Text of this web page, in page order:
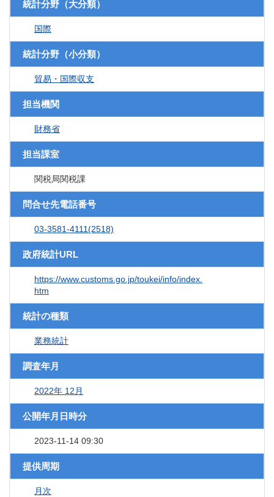
統計分野（大分類）
国際
統計分野（小分類）
貿易・国際収支
担当機関
財務省
担当課室
関税局関税課
問合せ先電話番号
03-3581-4111(2518)
政府統計URL
https://www.customs.go.jp/toukei/info/index.
htm
統計の種類
業務統計
調査年月
2022年 12月
公開年月日時分
2023-11-14 09:30
提供周期
月次